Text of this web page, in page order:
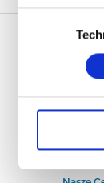
Poza
Twojej
Każda
Wybór